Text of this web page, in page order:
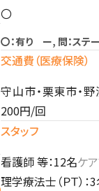
〇
〇：有り ー, 問：ステ
交通費（医療保険）
守山市・栗東市・
200円/回
スタッフ
看護師 等：12名ケ
理学療法士（ＰＴ）：